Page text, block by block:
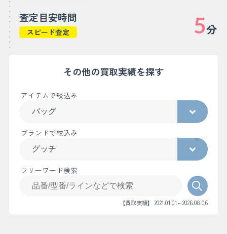
査定目安時間
スピード査定 5分
その他の買取実績を探す
アイテムで絞込み
ブランドで絞込み
フリーワード検索
【買取実績】 2021.01.01～2026.08.06